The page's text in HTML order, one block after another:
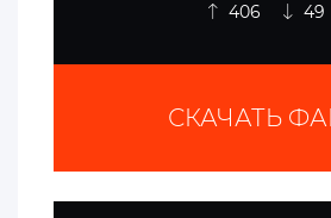
406 49
СКАЧАТЬ